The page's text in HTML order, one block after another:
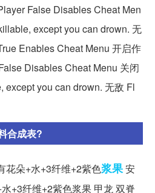
False Disables Cheat Men
except you can drown. 无
Enables Cheat Menu 开启作
Disables Cheat Menu 关闭
except you can drown. 无敌 Fl
合成表?
花朵+水+3纤维+2紫色浆果安
+3纤维+2紫色浆果 甲龙 双脊